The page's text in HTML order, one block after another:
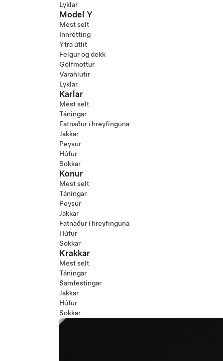
Lyklar
Model Y
Mest selt
Innrétting
Ytra útlit
Felgur og dekk
Gólfmottur
Varahlutir
Lyklar
Karlar
Mest selt
Táningar
Fatnaður í hreyfinguna
Jakkar
Peysur
Húfur
Sokkar
Konur
Mest selt
Táningar
Peysur
Jakkar
Fatnaður í hreyfinguna
Húfur
Sokkar
Krakkar
Mest selt
Táningar
Samfestingar
Jakkar
Húfur
Sokkar